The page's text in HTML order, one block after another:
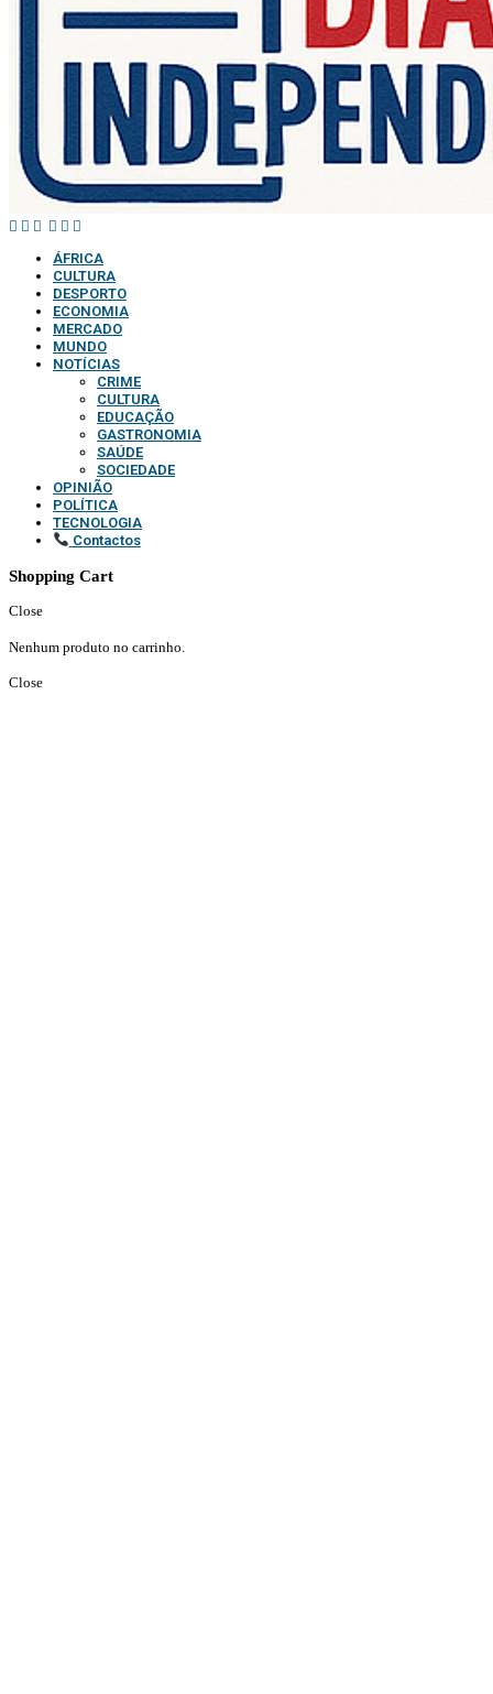
ÁFRICA
CULTURA
DESPORTO
ECONOMIA
MERCADO
MUNDO
NOTÍCIAS
CRIME
CULTURA
EDUCAÇÃO
GASTRONOMIA
SAÚDE
SOCIEDADE
OPINIÃO
POLÍTICA
TECNOLOGIA
Contactos
Shopping Cart
Close
Nenhum produto no carrinho.
Close